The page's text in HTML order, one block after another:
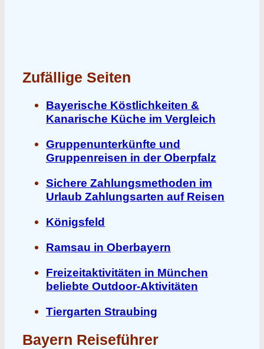
Zufällige Seiten
Bayerische Köstlichkeiten &
Kanarische Küche im Vergleich
Gruppenunterkünfte und
Gruppenreisen in der Oberpfalz
Sichere Zahlungsmethoden im
Urlaub Zahlungsarten auf Reisen
Königsfeld
Ramsau in Oberbayern
Freizeitaktivitäten in München
beliebte Outdoor-Aktivitäten
Tiergarten Straubing
Bayern Reiseführer